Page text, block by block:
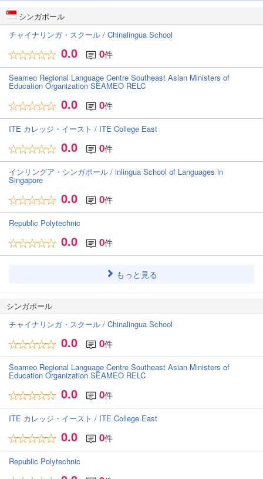
シンガポール
チャイナリンガ・スクール / Chinalingua School
0.0 0件
Seameo Regional Language Centre Southeast Asian Ministers of
Education Organization SEAMEO RELC
0.0 0件
ITE カレッジ・イースト / ITE College East
0.0 0件
インリングア・シンガポール / inlingua School of Languages in
Singapore
0.0 0件
Republic Polytechnic
0.0 0件
もっと見る
シンガポール
チャイナリンガ・スクール / Chinalingua School
0.0 0件
Seameo Regional Language Centre Southeast Asian Ministers of
Education Organization SEAMEO RELC
0.0 0件
ITE カレッジ・イースト / ITE College East
0.0 0件
Republic Polytechnic